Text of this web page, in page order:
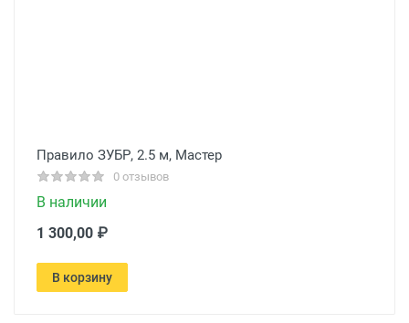
Правило ЗУБР, 2.5 м, Мастер
0 отзывов
В наличии
1 300,00 ₽
В корзину